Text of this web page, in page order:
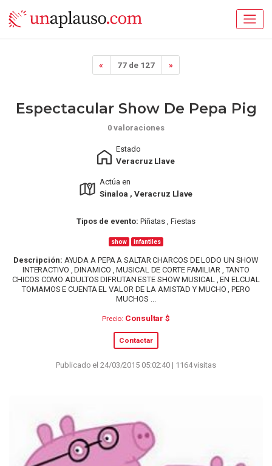
« 77 de 127 »
Espectacular Show De Pepa Pig
0 valoraciones
Estado
Veracruz Llave
Actúa en
Sinaloa , Veracruz Llave
Tipos de evento: Piñatas , Fiestas
show infantiles
Descripción: AYUDA A PEPA A SALTAR CHARCOS DE LODO UN SHOW
INTERACTIVO , DINAMICO , MUSICAL DE CORTE FAMILIAR , TANTO
CHICOS COMO ADULTOS DIFRUTAN ESTE SHOW MUSICAL , EN ELCUAL
TOMAMOS E CUENTA EL VALOR DE LA AMISTAD Y MUCHO , PERO
MUCHOS ...
Precio: Consultar $
Contactar
Publicado el 24/03/2015 05:02:40 | 1164 visitas